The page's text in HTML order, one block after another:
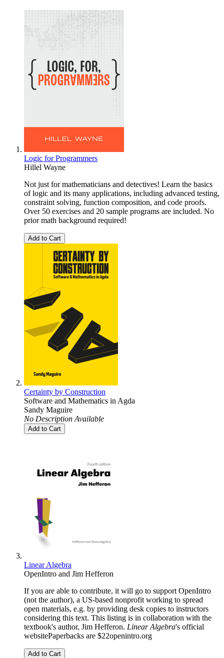
Logic for Programmers
Hillel Wayne
Not just for mathematicians and detectives! Learn the basics
of logic and its many applications, including advanced testing,
constraint solving, function composition, and code proofs.
Over 50 exercises and 20 sample programs are included. No
prior math background required!
Add to Cart
Certainty by Construction
Software and Mathematics in Agda
Sandy Maguire
No Description Available
Add to Cart
Linear Algebra
OpenIntro and Jim Hefferon
If you are able to contribute, it will go to support OpenIntro
(not the author), a US-based nonprofit working to spread
open materials, e.g. by providing desk copies to instructors
considering this text. This listing is in collaboration with the
textbook's author, Jim Hefferon. Linear Algebra's official
websitePaperbacks are $22openintro.org
Add to Cart